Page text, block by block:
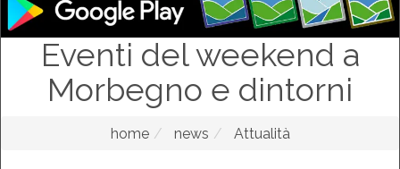
Eventi del weekend a
Morbegno e dintorni
home news Attualità